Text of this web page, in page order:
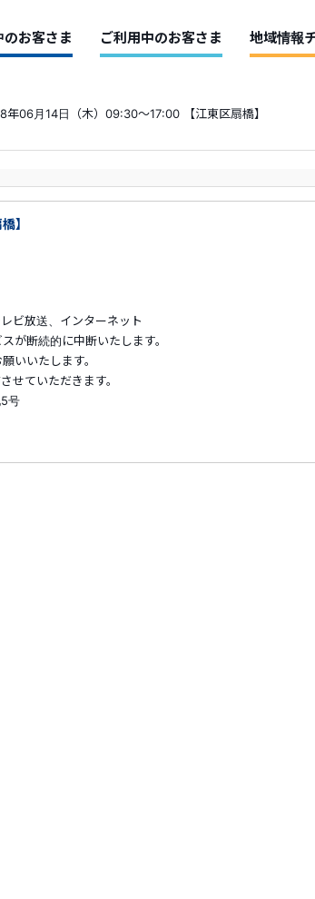
のお客さま ご利用中のお客さま 地域情報
年06月14日（木）09:30～17:00 【江東区扇橋】
】
ビ放送、インターネット
が断続的に中断いたします。
いいたします。
ていただきます。
号